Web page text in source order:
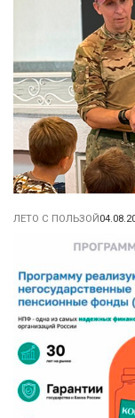
ЛЕТО С ПОЛЬЗОЙ